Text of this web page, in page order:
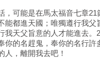
，可能是在馬太福音七章21
能都進天國；唯獨遵行我
我天父旨意的人才能進去
你的名趕鬼，奉你的名行
人，離開我去吧！